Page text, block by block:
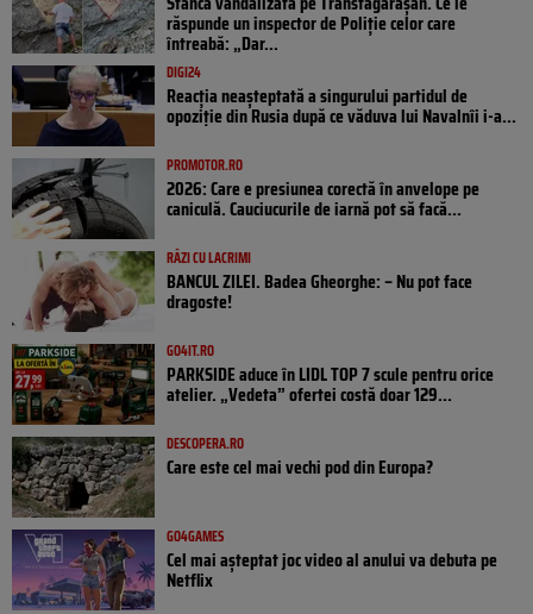
răspunde un inspector de Poliție celor care
întreabă: „Dar...
DIGI24
Reacția neașteptată a singurului partidul de
opoziţie din Rusia după ce văduva lui Navalnîi i-a...
PROMOTOR.RO
2026: Care e presiunea corectă în anvelope pe
caniculă. Cauciucurile de iarnă pot să facă...
RÂZI CU LACRIMI
BANCUL ZILEI. Badea Gheorghe: – Nu pot face
dragoste!
GO4IT.RO
PARKSIDE aduce în LIDL TOP 7 scule pentru orice
atelier. „Vedeta” ofertei costă doar 129...
DESCOPERA.RO
Care este cel mai vechi pod din Europa?
GO4GAMES
Cel mai așteptat joc video al anului va debuta pe
Netflix